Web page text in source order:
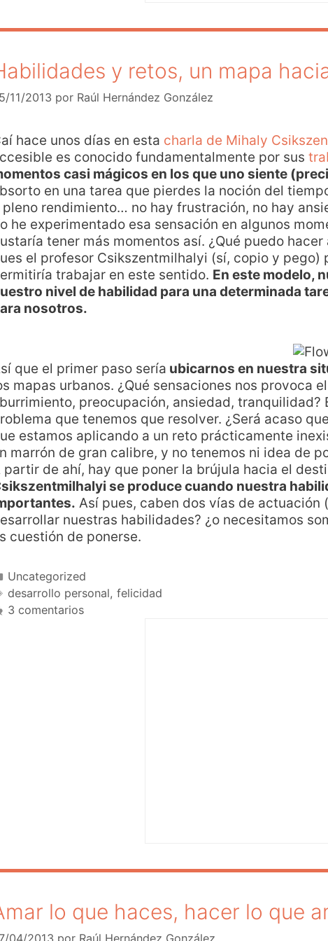
y retos, un mapa
11/2013 por Raúl Hernández González
hace unos días en esta charla de Mihaly
es conocido fundamentalmente por sus
casi mágicos en los que uno siente
en una tarea que pierdes la noción del
pleno rendimiento… no hay frustración, no hay
he experimentado esa sensación en algunos
tener más momentos así. ¿Qué puedo hacer
el profesor Csikszentmilhalyi (sí, copio y pego)
trabajar en este sentido. En este modelo,
nivel de habilidad para una determinada
nosotros.
que el primer paso sería ubicarnos en nuestra
mapas urbanos. ¿Qué sensaciones nos provoca
preocupación, ansiedad, tranquilidad?
que tenemos que resolver. ¿Será acaso
estamos aplicando a un reto prácticamente
marrón de gran calibre, y no tenemos ni idea de
partir de ahí, hay que poner la brújula hacia el
se produce cuando nuestra
Así pues, caben dos vías de actuación
nuestras habilidades? ¿o necesitamos
cuestión de ponerse.
Uncategorized
desarrollo personal, felicidad
3 comentarios
lo que haces, hacer lo que